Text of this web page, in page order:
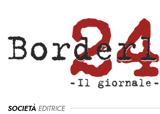
SOCIETÀ EDITRICE